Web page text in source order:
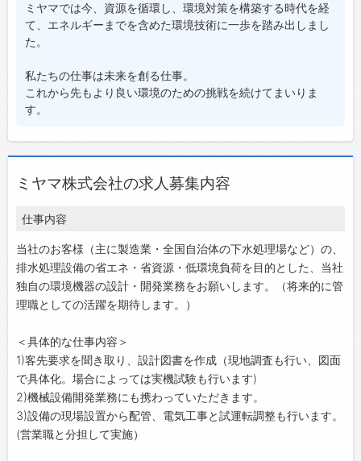
ミヤマでは今、資源を循環し、環境対策を構築する時代を経
て、エネルギーまでを含めた環境技術に一歩を踏み出しまし
た。
私たちの仕事は未来を創る仕事。
これから先もより良い環境のための挑戦を続けてまいりま
す。
ミヤマ株式会社の求人募集内容
仕事内容
当社のお客様（主に製造業・全国自治体の下水処理場など）の、
排水処理設備の省エネ・省資源・低環境負荷を目的とした、当社
独自の環境機器の設計・開発業務をお願いします。（将来的に管
理職としての活躍を期待します。）
＜具体的な仕事内容＞
1)客先要求を聞き取り、設計図書を作成（現地調査も行い、図面
で具体化。場合によっては実機試験も行います)
2)機械設備開発業務にも携わっていただきます。
3)設備の現場設置から配管、電気工事と試運転調整も行います。
(営業職と分担して実施）